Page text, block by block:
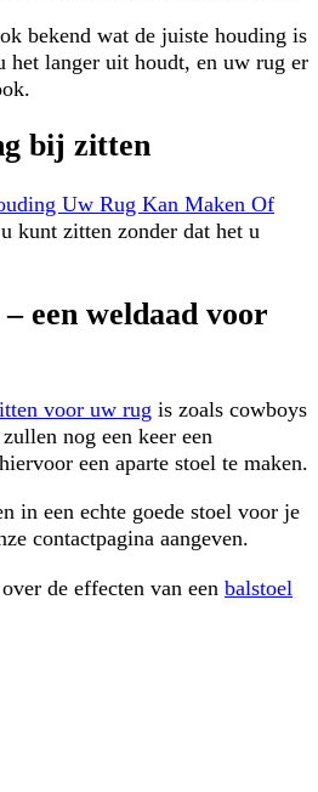
bekend wat de juiste houding is
het langer uit houdt, en uw rug er
bij zitten
Uw Rug Kan Maken Of
kunt zitten zonder dat het u
een weldaad voor
voor uw rug is zoals cowboys
nog een keer een
een aparte stoel te maken.
in een echte goede stoel voor je
contactpagina aangeven.
de effecten van een balstoel